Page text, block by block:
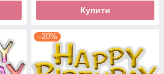
Купити
–20%